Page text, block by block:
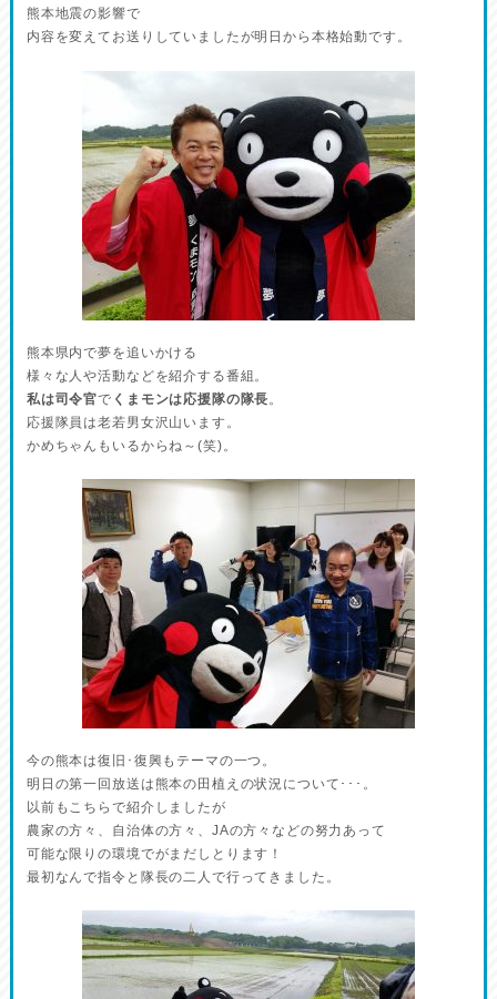
熊本地震の影響で
内容を変えてお送りしていましたが明日から本格始動です。
熊本県内で夢を追いかける
様々な人や活動などを紹介する番組。
私は司令官で くまモンは応援隊の隊長。
応援隊員は老若男女沢山います。
かめちゃんもいるからね～(笑)。
今の熊本は復旧･復興もテーマの一つ。
明日の第一回放送は熊本の田植えの状況について･･･。
以前もこちらで紹介しましたが
農家の方々、自治体の方々、JAの方々などの努力あって
可能な限りの環境でがまだしとります！
最初なんで指令と隊長の二人で行ってきました。